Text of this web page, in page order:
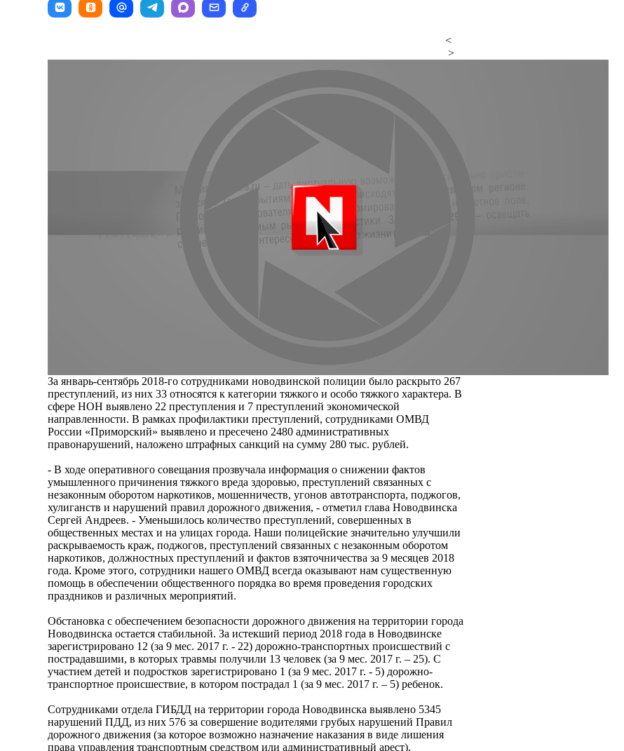
<
>
За январь-сентябрь 2018-го сотрудниками новодвинской полиции было раскрыто 267
преступлений, из них 33 относятся к категории тяжкого и особо тяжкого характера. В
сфере НОН выявлено 22 преступления и 7 преступлений экономической
направленности. В рамках профилактики преступлений, сотрудниками ОМВД
России «Приморский» выявлено и пресечено 2480 административных
правонарушений, наложено штрафных санкций на сумму 280 тыс. рублей.
- В ходе оперативного совещания прозвучала информация о снижении фактов
умышленного причинения тяжкого вреда здоровью, преступлений связанных с
незаконным оборотом наркотиков, мошенничеств, угонов автотранспорта, поджогов,
хулиганств и нарушений правил дорожного движения, - отметил глава Новодвинска
Сергей Андреев. - Уменьшилось количество преступлений, совершенных в
общественных местах и на улицах города. Наши полицейские значительно улучшили
раскрываемость краж, поджогов, преступлений связанных с незаконным оборотом
наркотиков, должностных преступлений и фактов взяточничества за 9 месяцев 2018
года. Кроме этого, сотрудники нашего ОМВД всегда оказывают нам существенную
помощь в обеспечении общественного порядка во время проведения городских
праздников и различных мероприятий.
Обстановка с обеспечением безопасности дорожного движения на территории города
Новодвинска остается стабильной. За истекший период 2018 года в Новодвинске
зарегистрировано 12 (за 9 мес. 2017 г. - 22) дорожно-транспортных происшествий с
пострадавшими, в которых травмы получили 13 человек (за 9 мес. 2017 г. – 25). С
участием детей и подростков зарегистрировано 1 (за 9 мес. 2017 г. - 5) дорожно-
транспортное происшествие, в котором пострадал 1 (за 9 мес. 2017 г. – 5) ребенок.
Сотрудниками отдела ГИБДД на территории города Новодвинска выявлено 5345
нарушений ПДД, из них 576 за совершение водителями грубых нарушений Правил
дорожного движения (за которое возможно назначение наказания в виде лишения
права управления транспортным средством или административный арест),